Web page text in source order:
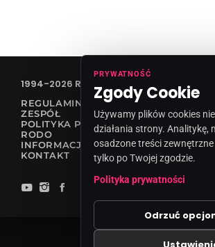
1994-2026 RADIO VANESSA SPÓŁKA Z O.O
REGULAMIN KONKURSÓW
ZESPÓŁ
POLITYKA PRYWATNOŚCI
RODO
INFORMACJA O NADAWCY
KONTAKT
PRYWATNOŚĆ
Zgody Cookie
Używamy plików cookies
działania strony. Analitykę,
osadzone treści
tylko po Twojej zgodzie.
Polityka prywatności
Odrzuć